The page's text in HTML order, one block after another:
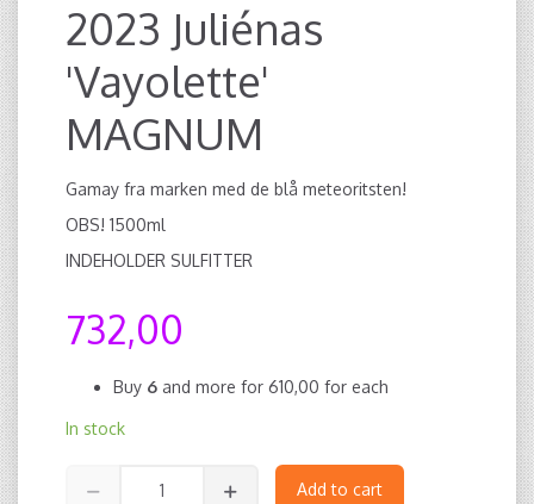
2023 Juliénas
'Vayolette'
MAGNUM
Gamay fra marken med de blå meteoritsten!
OBS! 1500ml
INDEHOLDER SULFITTER
732,00
Buy 6 and more for 610,00 for each
In stock
Add to cart